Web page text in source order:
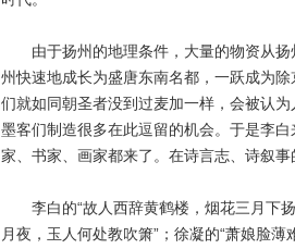
由于扬州的地理条件，大量的物资从扬
州快速地成长为盛唐东南名都，一跃成为
们就如同朝圣者没到过麦加一样，会被认
墨客们制造很多在此逗留的机会。于是李
家、书家、画家都来了。在诗言志、诗叙
李白的“故人西辞黄鹤楼，烟花三月下扬
月夜，玉人何处教吹箫”；徐凝的“萧娘脸